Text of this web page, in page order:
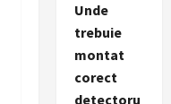
Unde
trebuie
montat
corect
detectoru